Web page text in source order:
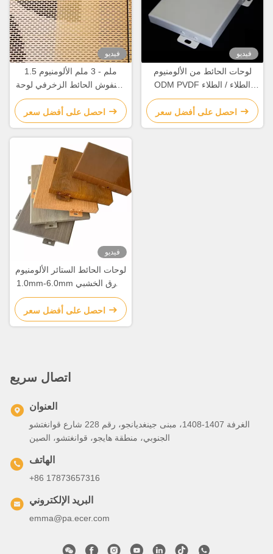
فيديو
1.5 ملم - 3 ملم الألومنيوم
المنفوش الحائط الزخرفي لوحة
المقاومة الكيميائية
احصل على أفضل سعر
فيديو
لوحات الحائط من الألومنيوم
ODM PVDF الطلاء / الطلاء
المسحوق لتغطية الواجهة
احصل على أفضل سعر
فيديو
لوحات الحائط الستائر الألومنيوم
1.0mm-6.0mm الورق الخشبي
الألومنيوم للزينة واجهة
احصل على أفضل سعر
اتصال سريع
العنوان
الغرفة 1407-1408، مبنى جينغديانجو، رقم 228 شارع قوانغتشو
الجنوبي، منطقة هايجو، قوانغتشو، الصين
الهاتف
+86 17873657316
البريد الإلكتروني
emma@pa.ecer.com